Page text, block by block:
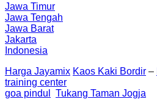
Jawa Timur
Jawa Tengah
Jawa Barat
Jakarta
Indonesia
Harga Jayamix Kaos Kaki Bordir –
training center
goa pindul
Tukang Taman Jogja